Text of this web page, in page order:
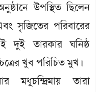
উপস্থিত ছিলেন
সৃজিতের পরিবারের
তারকার ঘনিষ্ঠ
খুব পরিচিত মুখ।
মধুচন্দ্রিমায় তারা